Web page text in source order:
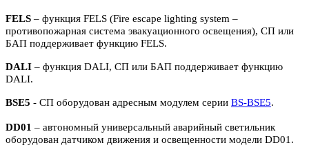
FELS – функция FELS (Fire escape lighting system –
противопожарная система эвакуационного освещения), СП или
БАП поддерживает функцию FELS.
DALI – функция DALI, СП или БАП поддерживает функцию
DALI.
BSE5 - СП оборудован адресным модулем серии BS-BSE5.
DD01 – автономный универсальный аварийный светильник
оборудован датчиком движения и освещенности модели DD01.